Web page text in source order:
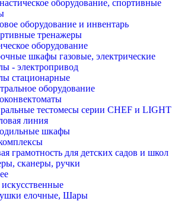
оборудование, спортивные
оборудование и инвентарь
тренажеры
оборудование
шкафы газовые, электрические
- электропривод
стационарные
оборудование
тестомесы серии CHEF и LIGHT
линия
шкафы
грамотность для детских садов и школ
сканеры, ручки
елочные, Шары